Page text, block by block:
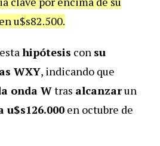
u$s82.500.
estahipótesis con su
WXY, indicando que
onda Wtras alcanzarun
en octubre de